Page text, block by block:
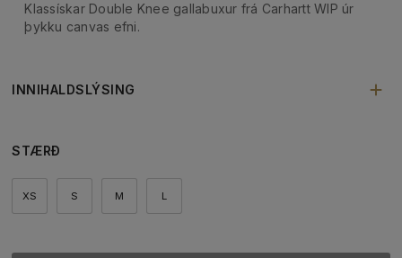
Klassískar Double Knee gallabuxur frá Carhartt WIP úr
þykku canvas efni.
INNIHALDSLÝSING
STÆRÐ
XS S M L